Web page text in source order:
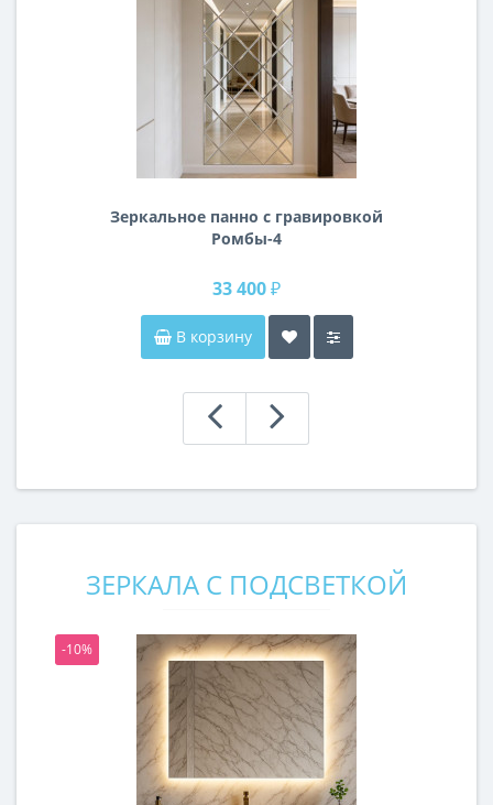
Зеркальное панно с гравировкой
Ромбы-4
33 400 ₽
В корзину
ЗЕРКАЛА С ПОДСВЕТКОЙ
-10%